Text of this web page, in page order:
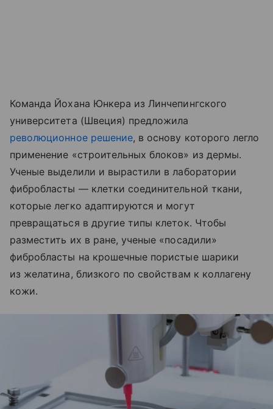
Команда Йохана Юнкера из Линчепингского
университета (Швеция) предложила
революционное решение, в основу которого легло
применение «строительных блоков» из дермы.
Ученые выделили и вырастили в лаборатории
фибробласты — клетки соединительной ткани,
которые легко адаптируются и могут
превращаться в другие типы клеток. Чтобы
разместить их в ране, ученые «посадили»
фибробласты на крошечные пористые шарики
из желатина, близкого по свойствам к коллагену
кожи.